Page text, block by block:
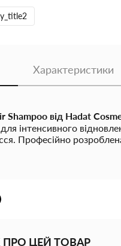
Характеристики
Shampoo від Hadat
інтенсивного
Професійно
та повноцінний
перетворити ваші
Hydro Intensive
ПРО ЦЕЙ ТОВАР